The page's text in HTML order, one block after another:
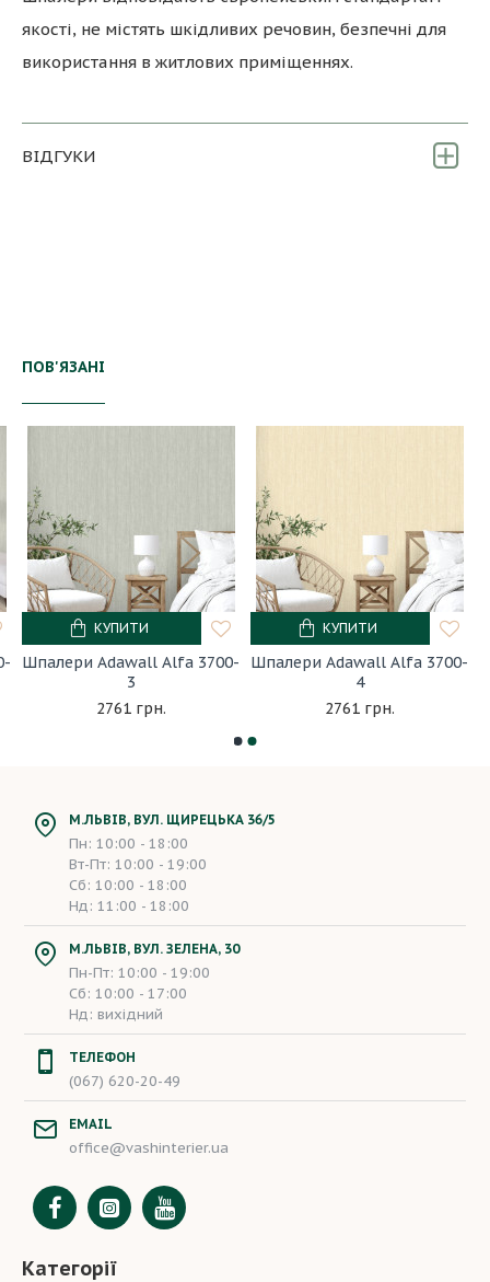
якості, не містять шкідливих речовин, безпечні для
використання в житлових приміщеннях.
ВІДГУКИ
ПОВ'ЯЗАНІ
Шпалери Adawall Alfa 3700-
3
2761 грн.
КУПИТИ
Шпалери Adawall Alfa 3700-
4
2761 грн.
КУПИТИ
М.ЛЬВІВ, ВУЛ. ЩИРЕЦЬКА 36/5
Пн: 10:00 - 18:00
Вт-Пт: 10:00 - 19:00
Сб: 10:00 - 18:00
Нд: 11:00 - 18:00
М.ЛЬВІВ, ВУЛ. ЗЕЛЕНА, 30
Пн-Пт: 10:00 - 19:00
Сб: 10:00 - 17:00
Нд: вихідний
ТЕЛЕФОН
(067) 620-20-49
EMAIL
office@vashinterier.ua
Категорії